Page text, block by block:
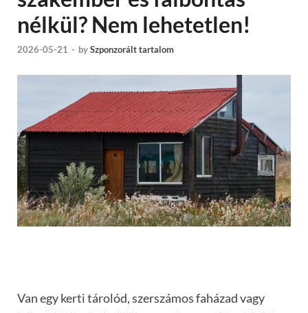
nélkül? Nem lehetetlen!
2026-05-21 - bySzponzorált tartalom
Van egy kerti tárolód, szerszámos faházad vagy